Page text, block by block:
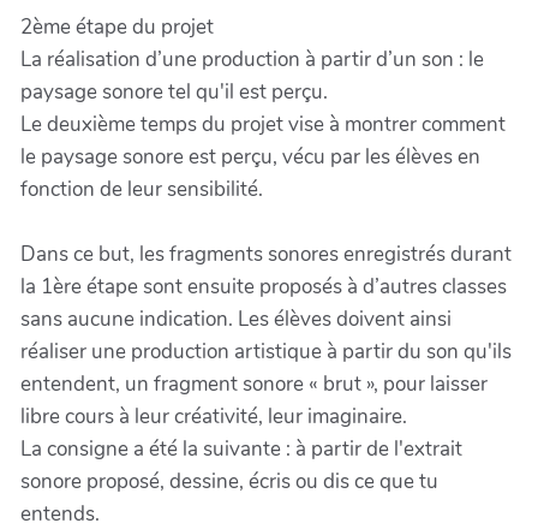
2ème étape du projet
La réalisation d’une production à partir d’un son : le
paysage sonore tel qu'il est perçu.
Le deuxième temps du projet vise à montrer comment
le paysage sonore est perçu, vécu par les élèves en
fonction de leur sensibilité.
Dans ce but, les fragments sonores enregistrés durant
la 1ère étape sont ensuite proposés à d’autres classes
sans aucune indication. Les élèves doivent ainsi
réaliser une production artistique à partir du son qu'ils
entendent, un fragment sonore « brut », pour laisser
libre cours à leur créativité, leur imaginaire.
La consigne a été la suivante : à partir de l'extrait
sonore proposé, dessine, écris ou dis ce que tu
entends.